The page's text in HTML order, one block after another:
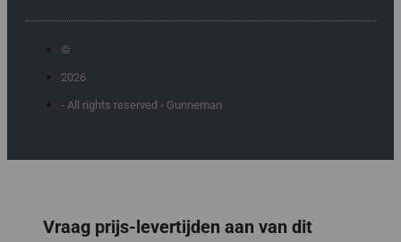
©
2026
- All rights reserved - Gunneman
Vraag prijs-levertijden aan van dit